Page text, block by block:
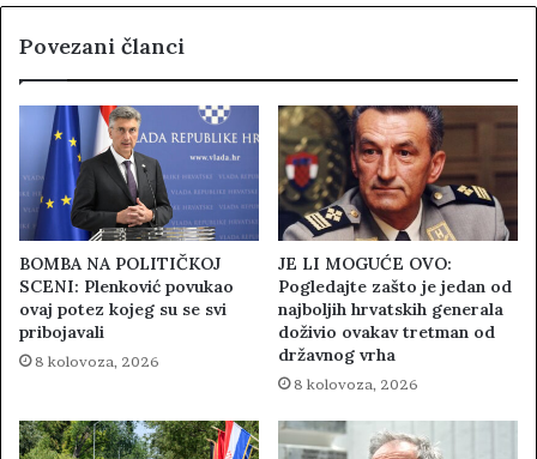
Povezani članci
BOMBA NA POLITIČKOJ
SCENI: Plenković povukao
ovaj potez kojeg su se svi
pribojavali
8 kolovoza, 2026
JE LI MOGUĆE OVO:
Pogledajte zašto je jedan od
najboljih hrvatskih generala
doživio ovakav tretman od
državnog vrha
8 kolovoza, 2026